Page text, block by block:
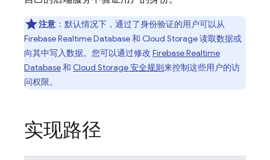
注意 ：默认情况下，通过了身份验证的用户可以从
Firebase Realtime Database和 Cloud Storage读取数据或
向其中写入数据。您可以通过修改 Firebase Realtime
Database和 Cloud Storage安全规则来控制这些用户的访
问权限。
实现路径